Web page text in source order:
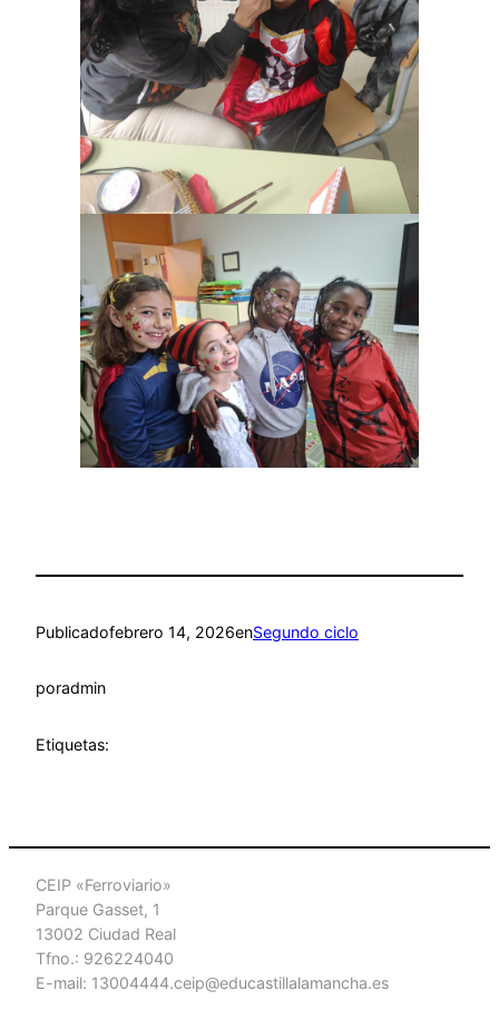
Publicadofebrero 14, 2026enSegundo ciclo
poradmin
Etiquetas:
CEIP «Ferroviario»
Parque Gasset, 1
13002 Ciudad Real
Tfno.: 926224040
E-mail: 13004444.ceip@educastillalamancha.es